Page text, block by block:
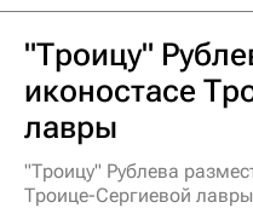
"Троицу"
иконостасе
лавры
"Троицу" Рублева
Троице-Сергиевой лавры